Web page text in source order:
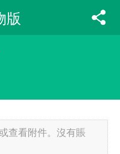
版
查看附件。沒有賬